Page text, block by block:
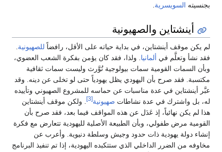
بجنسيته السويسرية
أينشتاين والصهيونية
لم يكن موقف أينشتاين، في بداية حياته على الأقل، رافضاً للصهيونية
فقد نشأ وتعلَّم في ألمانيا . ولذا، فقد كان يؤمن بفكرة الشعب العضوي،
وبأن السمات القومية سمات بيولوجية تُوَّرث وليست سمات ثقافية
مكتسبة. فقد صرح بأن اليهودي يظل يهودياً حتى لو تخلى عن دينه. وقد
عبَّر أينشتاين في عدة مناسبات عن حماسه للمشروع الصهيوني وتأييده
له، بل واشترك في عدة نشاطات صهيونية[3]
. ولكن موقف أينشتاين
هذا لم يكن نهائياً، إذ عَدَل عن هذه المواقف فيما بعد، فقد صرح بأن
القومية مرض طفولي، وبأن الطبيعة الأصلية لليهودية تتعارض مع فكرة
إنشاء دولة يهودية ذات حدود وجيش وسلطة دنيوية. وأعرب عن
مخاوفه من الضرر الداخلي الذي ستتكبده اليهودية، إذا تم تنفيذ البرنامج